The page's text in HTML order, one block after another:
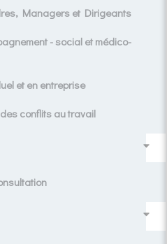
Managers et Dirigeants
- social et médico-
et en entreprise
conflits au travail